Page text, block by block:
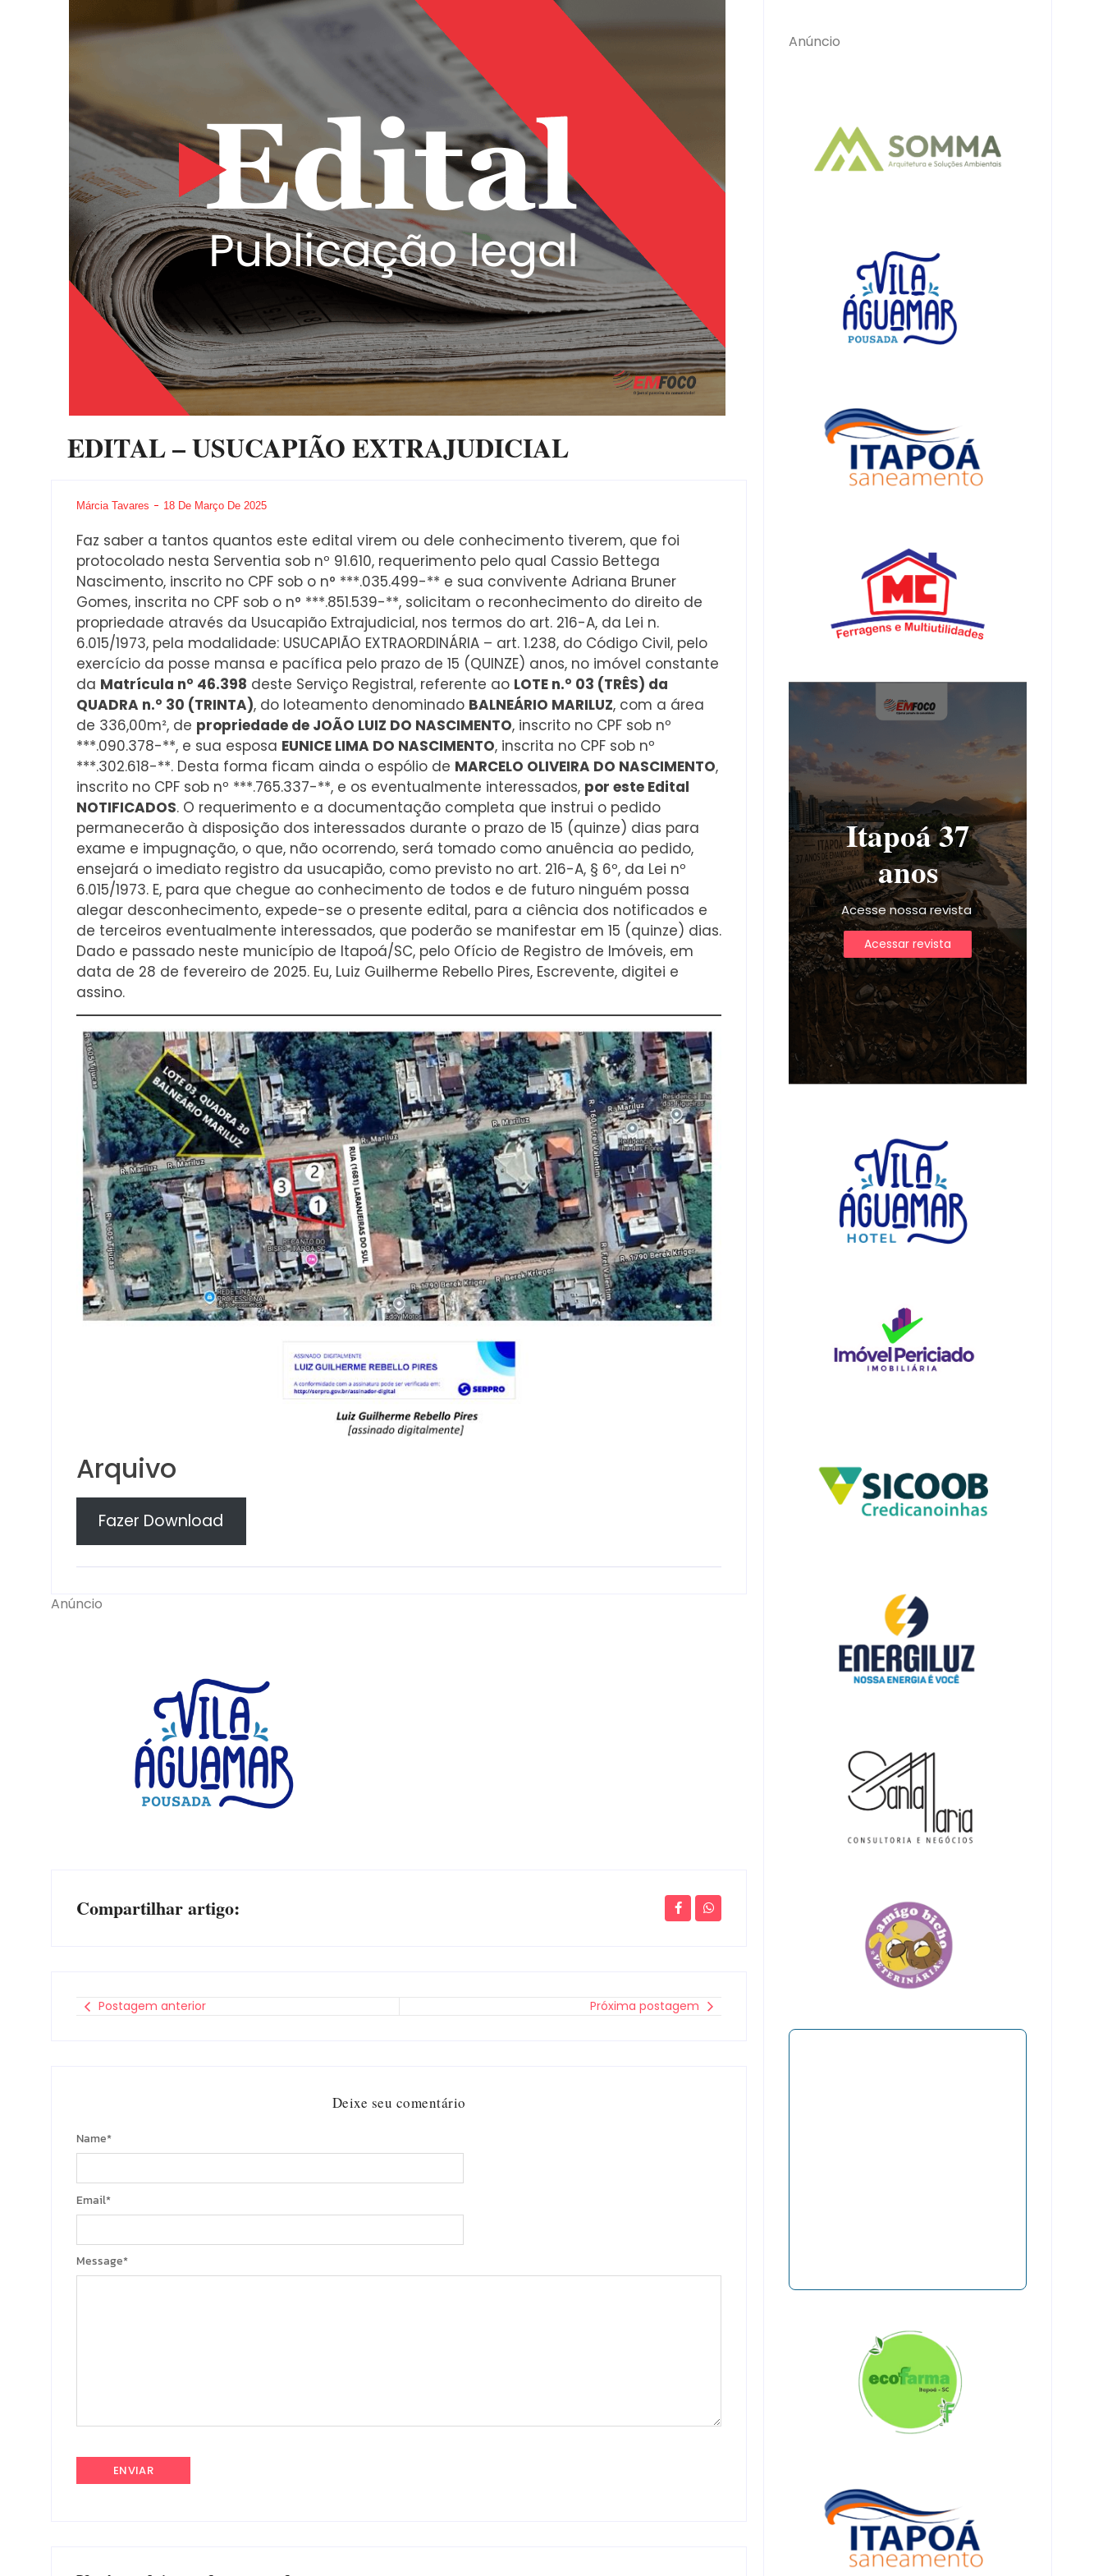
EDITAL – USUCAPIÃO EXTRAJUDICIAL
Márcia Tavares 18 De Março De 2025
Faz saber a tantos quantos este edital virem ou dele conhecimento tiverem, que foi
protocolado nesta Serventia sob nº 91.610, requerimento pelo qual Cassio Bettega
Nascimento, inscrito no CPF sob o n° ***.035.499-** e sua convivente Adriana Bruner
Gomes, inscrita no CPF sob o n° ***.851.539-**, solicitam o reconhecimento do direito de
propriedade através da Usucapião Extrajudicial, nos termos do art. 216-A, da Lei n.
6.015/1973, pela modalidade: USUCAPIÃO EXTRAORDINÁRIA – art. 1.238, do Código Civil, pelo
exercício da posse mansa e pacífica pelo prazo de 15 (QUINZE) anos, no imóvel constante
da Matrícula n° 46.398 deste Serviço Registral, referente ao LOTE n.° 03 (TRÊS) da
QUADRA n.° 30 (TRINTA), do loteamento denominado BALNEÁRIO MARILUZ, com a área
de 336,00m², de propriedade de JOÃO LUIZ DO NASCIMENTO, inscrito no CPF sob nº
***.090.378-**, e sua esposa EUNICE LIMA DO NASCIMENTO, inscrita no CPF sob nº
***.302.618-**. Desta forma ficam ainda o espólio de MARCELO OLIVEIRA DO NASCIMENTO,
inscrito no CPF sob nº ***.765.337-**, e os eventualmente interessados, por este Edital
NOTIFICADOS. O requerimento e a documentação completa que instrui o pedido
permanecerão à disposição dos interessados durante o prazo de 15 (quinze) dias para
exame e impugnação, o que, não ocorrendo, será tomado como anuência ao pedido,
ensejará o imediato registro da usucapião, como previsto no art. 216-A, § 6º, da Lei nº
6.015/1973. E, para que chegue ao conhecimento de todos e de futuro ninguém possa
alegar desconhecimento, expede-se o presente edital, para a ciência dos notificados e
de terceiros eventualmente interessados, que poderão se manifestar em 15 (quinze) dias.
Dado e passado neste município de Itapoá/SC, pelo Ofício de Registro de Imóveis, em
data de 28 de fevereiro de 2025. Eu, Luiz Guilherme Rebello Pires, Escrevente, digitei e
assino.
Arquivo
Fazer Download
Anúncio
Compartilhar artigo:
Postagem anterior Próxima postagem
Deixe seu comentário
Message*
Name*
Email*
Anúncio
Itapoá 37
anos
Acesse nossa revista
Acessar revista